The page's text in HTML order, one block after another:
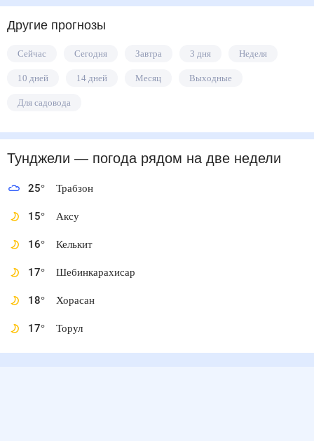
Другие прогнозы
Сейчас Сегодня Завтра 3 дня Неделя
10 дней 14 дней Месяц Выходные
Для садовода
Тунджели — погода рядом на две недели
25° Трабзон
15° Аксу
16° Келькит
17° Шебинкарахисар
18° Хорасан
17° Торул